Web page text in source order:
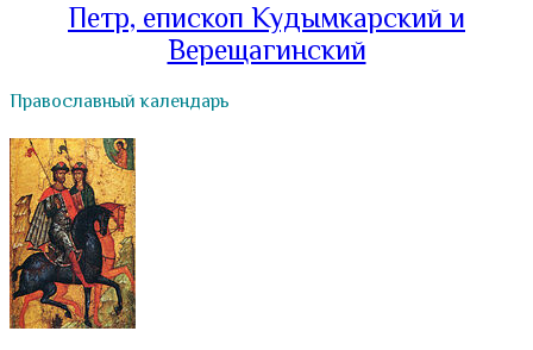
Петр, епископ Кудымкарский и
Верещагинский
Православный календарь